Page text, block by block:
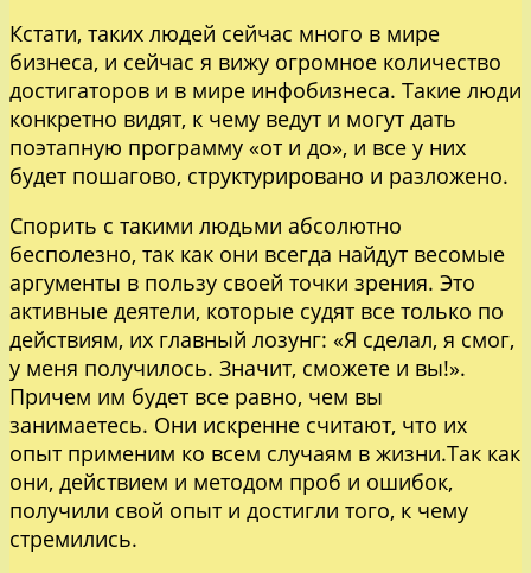
Кстати, таких людей сейчас много в мире
бизнеса, и сейчас я вижу огромное количество
достигаторов и в мире инфобизнеса. Такие люди
конкретно видят, к чему ведут и могут дать
поэтапную программу «от и до», и все у них
будет пошагово, структурировано и разложено.
Спорить с такими людьми абсолютно
бесполезно, так как они всегда найдут весомые
аргументы в пользу своей точки зрения. Это
активные деятели, которые судят все только по
действиям, их главный лозунг: «Я сделал, я смог,
у меня получилось. Значит, сможете и вы!».
Причем им будет все равно, чем вы
занимаетесь. Они искренне считают, что их
опыт применим ко всем случаям в жизни.Так как
они, действием и методом проб и ошибок,
получили свой опыт и достигли того, к чему
стремились.